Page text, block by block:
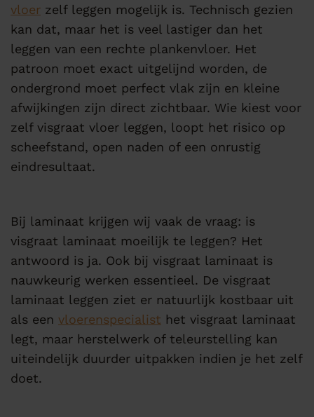
vloer zelf leggen mogelijk is. Technisch gezien
kan dat, maar het is veel lastiger dan het
leggen van een rechte plankenvloer. Het
patroon moet exact uitgelijnd worden, de
ondergrond moet perfect vlak zijn en kleine
afwijkingen zijn direct zichtbaar. Wie kiest voor
zelf visgraat vloer leggen, loopt het risico op
scheefstand, open naden of een onrustig
eindresultaat.
Bij laminaat krijgen wij vaak de vraag: is
visgraat laminaat moeilijk te leggen? Het
antwoord is ja. Ook bij visgraat laminaat is
nauwkeurig werken essentieel. De visgraat
laminaat leggen ziet er natuurlijk kostbaar uit
als een vloerenspecialist het visgraat laminaat
legt, maar herstelwerk of teleurstelling kan
uiteindelijk duurder uitpakken indien je het zelf
doet.